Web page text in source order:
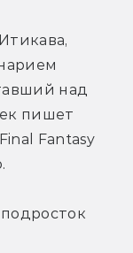
над
пишет
Fantasy